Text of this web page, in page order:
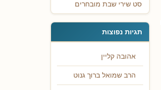
סט שירי שבת מובחרים
תגיות נפוצות
אהובה קליין
הרב שמואל ברוך גנוט